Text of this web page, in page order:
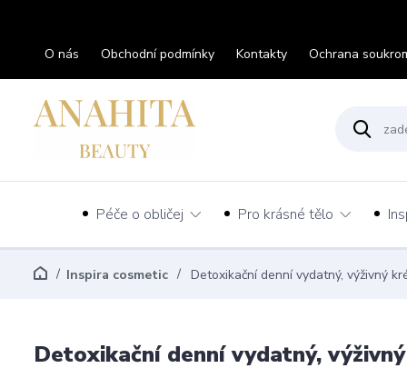
O nás Obchodní podmínky Kontakty Ochrana
Péče o obličej Pro krásné tělo
Inspira cosmetic Detoxikační denní vydatný, výživný
Detoxikační denní vydatný,